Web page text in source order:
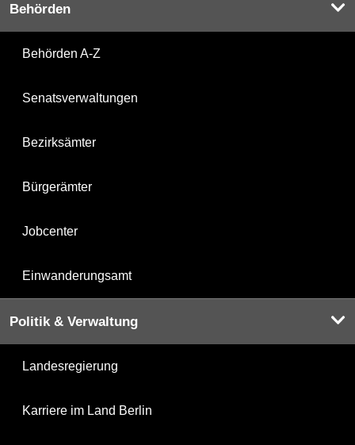
Behörden
Behörden A-Z
Senatsverwaltungen
Bezirksämter
Bürgerämter
Jobcenter
Einwanderungsamt
Politik & Verwaltung
Landesregierung
Karriere im Land Berlin